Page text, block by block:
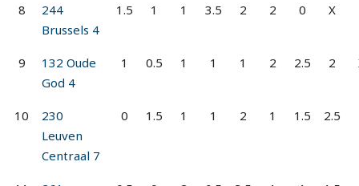
8
244
Brussels 4
1.5 1 1 3.5 2 2 0 X
9
132 Oude
God 4
1 0.5 1 1 1 2 2.5 2
10
230
Leuven
Centraal 7
0 1.5 1 1 2 1 1.5 2.5